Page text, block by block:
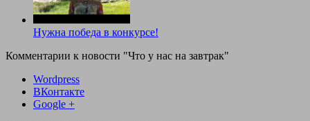
Нужна победа в конкурсе!
Комментарии к новости "Что у нас на завтрак"
Wordpress
ВКонтакте
Google +